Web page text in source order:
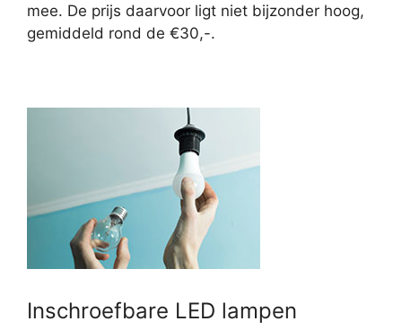
mee. De prijs daarvoor ligt niet bijzonder hoog,
gemiddeld rond de €30,-.
Inschroefbare LED lampen